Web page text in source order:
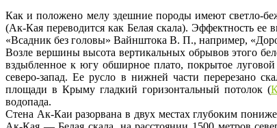
Как и положено мелу здешние породы имеют светло-
(Ак-Кая переводится как Белая скала). Эффектность
«Всадник без головы» Вайнштока В. П., например,
Возле вершины высота вертикальных обрывов этого
вздыбленное к югу обширное плато, покрытое
северо-запад. Ее русло в нижней части перерезано
площади в Крыму гладкий горизонтальный потолок (
водопада.
Стена Ак-Каи разорвана в двух местах глубоким